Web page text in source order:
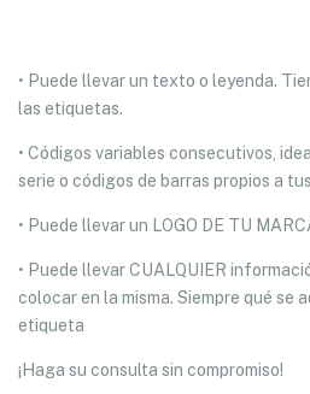
• Puede llevar un texto o leyenda.
las etiquetas.
• Códigos variables consecutivos,
serie o códigos de barras propios a
• Puede llevar un LOGO DE TU
• Puede llevar CUALQUIER
colocar en la misma. Siempre qué se
etiqueta
¡Haga su consulta sin compromiso!